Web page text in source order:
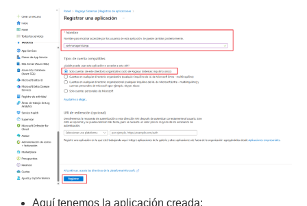
Aquí tenemos la aplicación creada: